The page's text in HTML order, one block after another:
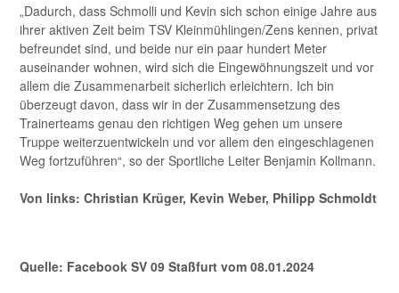
„Dadurch, dass Schmolli und Kevin sich schon einige Jahre aus
ihrer aktiven Zeit beim TSV Kleinmühlingen/Zens kennen, privat
befreundet sind, und beide nur ein paar hundert Meter
auseinander wohnen, wird sich die Eingewöhnungszeit und vor
allem die Zusammenarbeit sicherlich erleichtern. Ich bin
überzeugt davon, dass wir in der Zusammensetzung des
Trainerteams genau den richtigen Weg gehen um unsere
Truppe weiterzuentwickeln und vor allem den eingeschlagenen
Weg fortzuführen“, so der Sportliche Leiter Benjamin Kollmann.
Von links: Christian Krüger, Kevin Weber, Philipp Schmoldt
Quelle: Facebook SV 09 Staßfurt vom 08.01.2024